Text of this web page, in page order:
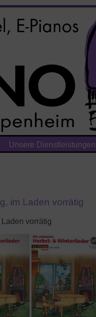
Unsere Dienstleistungen
im Laden vorrätig
vorrätig